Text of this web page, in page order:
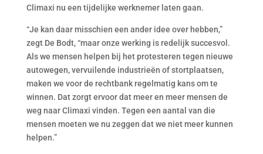
Climaxi nu een tijdelijke werknemer laten gaan.
“Je kan daar misschien een ander idee over hebben,”
zegt De Bodt, “maar onze werking is redelijk succesvol.
Als we mensen helpen bij het protesteren tegen nieuwe
autowegen, vervuilende industrieën of stortplaatsen,
maken we voor de rechtbank regelmatig kans om te
winnen. Dat zorgt ervoor dat meer en meer mensen de
weg naar Climaxi vinden. Tegen een aantal van die
mensen moeten we nu zeggen dat we niet meer kunnen
helpen.”